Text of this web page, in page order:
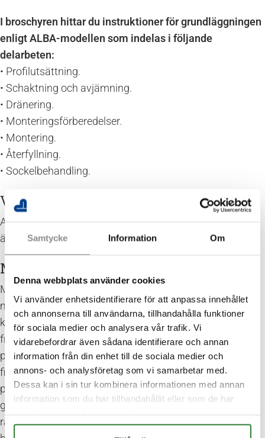
Samtycke Information Om
Denna webbplats använder cookies
Vi använder enhetsidentifierare för att anpassa innehållet
och annonserna till användarna, tillhandahålla funktioner
för sociala medier och analysera vår trafik. Vi
vidarebefordrar även sådana identifierare och annan
information från din enhet till de sociala medier och
annons- och analysföretag som vi samarbetar med.
Dessa kan i sin tur kombinera informationen med annan
information som du har tillhandahållit eller som de har
I broschyren hittar du instruktioner för grundläggningen
enligt ALBA-modellen som indelas i följande
delarbeten:
• Profilutsättning.
• Schaktning och avjämning.
• Dränering.
• Monteringsförberedelser.
• Montering.
• Återfyllning.
• Sockelbehandling.
Verkan av höga och låga temperaturer
ALBA grundbalk klarar kraven för brandklass REI 90 och
är även frostbeständig.
Makadam – för en torrare miljö
Minst 200 mm singel/makadam packas noggrant och
materialet avjämnas i rätt höjd. Vid uteluftsventilerade
kryprum kan man i de flesta fall klara av fuktpåverkan
från marken genom att lägga ut åldersbeständig
plastfolie på 0,2 mm. Plastfolien skall omlottskarvas och
fixeras med sand eller stenar och lågpunkter skall
punkteras. Folien skall sluta 200 mm från insidan av
grundbalken. Vid träbjälklag med mycket låga U-värden
räcker inte alltid plastfolien till för att skydda träet från